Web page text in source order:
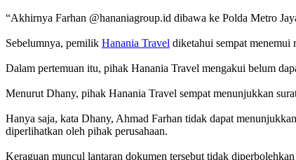
“Akhirnya Farhan @hananiagroup.id dibawa ke Polda Metro
Sebelumnya, pemilik Hanania Travel diketahui sempat menemui
Dalam pertemuan itu, pihak Hanania Travel mengakui belum
Menurut Dhany, pihak Hanania Travel sempat menunjukkan
Hanya saja, kata Dhany, Ahmad Farhan tidak dapat
diperlihatkan oleh pihak perusahaan.
Keraguan muncul lantaran dokumen tersebut tidak